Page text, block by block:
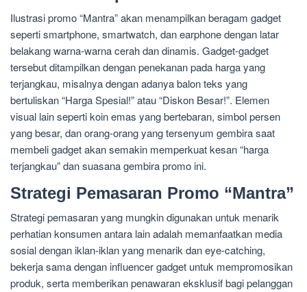
Ilustrasi promo “Mantra” akan menampilkan beragam gadget
seperti smartphone, smartwatch, dan earphone dengan latar
belakang warna-warna cerah dan dinamis. Gadget-gadget
tersebut ditampilkan dengan penekanan pada harga yang
terjangkau, misalnya dengan adanya balon teks yang
bertuliskan “Harga Spesial!” atau “Diskon Besar!”. Elemen
visual lain seperti koin emas yang bertebaran, simbol persen
yang besar, dan orang-orang yang tersenyum gembira saat
membeli gadget akan semakin memperkuat kesan “harga
terjangkau” dan suasana gembira promo ini.
Strategi Pemasaran Promo “Mantra”
Strategi pemasaran yang mungkin digunakan untuk menarik
perhatian konsumen antara lain adalah memanfaatkan media
sosial dengan iklan-iklan yang menarik dan eye-catching,
bekerja sama dengan influencer gadget untuk mempromosikan
produk, serta memberikan penawaran eksklusif bagi pelanggan